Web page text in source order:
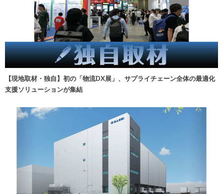
【現地取材・独自】初の「物流DX展」、サプライチェーン全体の最適化
支援ソリューションが集結